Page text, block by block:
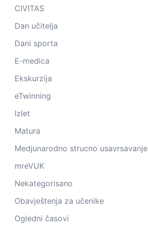
CIVITAS
Dan učitelja
Dani sporta
E-medica
Ekskurzija
eTwinning
Izlet
Matura
Medjunarodno strucno usavrsavanje
mreVUK
Nekategorisano
Obavještenja za učenike
Ogledni časovi